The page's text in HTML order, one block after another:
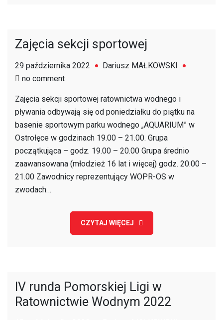
w
m.
Ostrołęka,
powiecie
ostrołęckim
powiecie
makowskim
dofinansowane
ze
budżetu
Województwa
Mazowieckiego”
Zajęcia sekcji sportowej
29 października 2022
Dariusz MAŁKOWSKI
no commenton
sekcji
sportowej
Zajęcia sekcji sportowej ratownictwa wodnego i
pływania odbywają się od poniedziałku do piątku na
basenie sportowym parku wodnego „AQUARIUM” w
Ostrołęce w godzinach 19.00 – 21.00. Grupa
początkująca – godz. 19.00 – 20.00 Grupa średnio
zaawansowana (młodzież 16 lat i więcej) godz. 20.00 –
21.00 Zawodnicy reprezentujący WOPR-OS w
zwodach…
CZYTAJ WIĘCEJ
IV runda Pomorskiej Ligi w
Ratownictwie Wodnym 2022